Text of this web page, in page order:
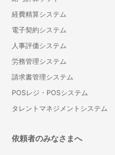
産業医紹介サービス
LMS（学習管理システム）
総務・法務
Web会議ツール
IT資産管理システム
オンラインストレージ
ナレッジマネジメントツール
経費精算システム
電子契約システム
人事評価システム
労務管理システム
請求書管理システム
POSレジ・POSシステム
タレントマネジメントシステム
依頼者のみなさまへ